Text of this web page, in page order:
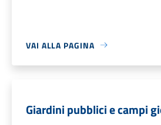
VAI ALLA PAGINA
Giardini pubblici e campi